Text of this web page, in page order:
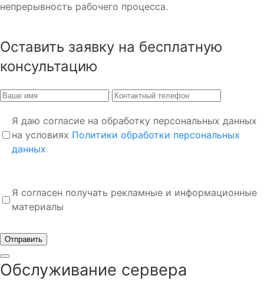
непрерывность рабочего процесса.
Оставить заявку на бесплатную
консультацию
Я даю согласие на обработку персональных данных
на условиях Политики обработки персональных
данных
Я согласен получать рекламные и информационные
материалы
Отправить
Обслуживание сервера